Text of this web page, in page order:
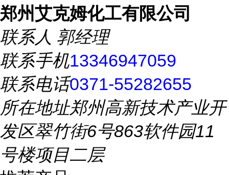
郑州艾克姆化工有限公司
联系人 郭经理
联系手机13346947059
联系电话0371-55282655
所在地址郑州高新技术产业开
发区翠竹街6号863软件园11
号楼项目二层